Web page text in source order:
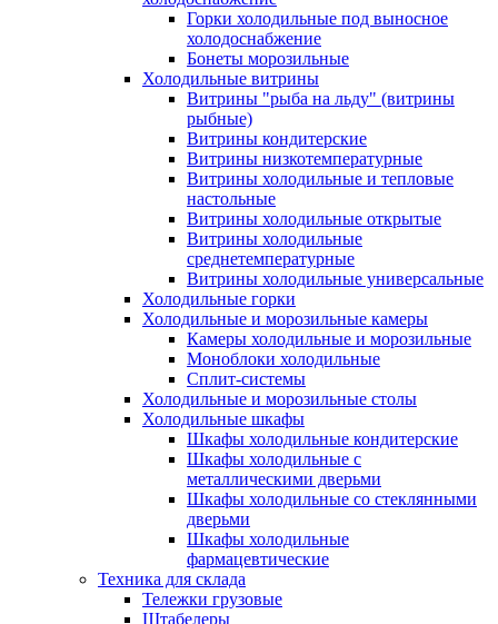
Горки холодильные под выносное
холодоснабжение
Бонеты морозильные
Холодильные витрины
Витрины "рыба на льду" (витрины
рыбные)
Витрины кондитерские
Витрины низкотемпературные
Витрины холодильные и тепловые
настольные
Витрины холодильные открытые
Витрины холодильные
среднетемпературные
Витрины холодильные универсальные
Холодильные горки
Холодильные и морозильные камеры
Камеры холодильные и морозильные
Моноблоки холодильные
Сплит-системы
Холодильные и морозильные столы
Холодильные шкафы
Шкафы холодильные кондитерские
Шкафы холодильные с
металлическими дверьми
Шкафы холодильные со стеклянными
дверьми
Шкафы холодильные
фармацевтические
Техника для склада
Тележки грузовые
Штабелеры